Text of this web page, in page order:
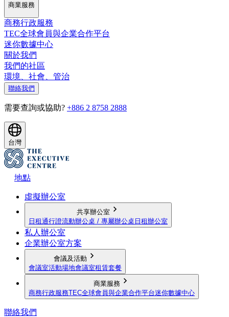
商業服務
商務行政服務
TEC全球會員與企業合作平台
迷你數據中心
關於我們
我們的社區
環境、社會、管治
聯絡我們
需要查詢或協助? +886 2 8758 2888
台灣
地點
虛擬辦公室
共享辦公室
日租通行證流動辦公桌 / 專屬辦公桌 日租辦公室
私人辦公室
企業辦公室方案
會議及活動
會議室活動場地會議室租賃套餐
商業服務
商務行政服務TEC全球會員與企業合作平台迷你數據中心
聯絡我們